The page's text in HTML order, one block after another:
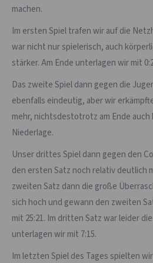
machen.
Im ersten Spiel trafen wir auf die
war nicht nur spielerisch, auch
stärker. Am Ende unterlagen wir mit
Das zweite Spiel dann gegen die
ebenfalls eindeutig, aber wir
mehr, nichtsdestotrotz am Ende auch
Niederlage.
Unser drittes Spiel dann gegen den
den ersten Satz noch relativ deutlich
zweiten Satz dann die große
sich hoch und gewann den zweiten
mit 25:21. Im dritten Satz war leider
unterlagen wir mit 7:15.
Im letzten Spiel des Tages spielten